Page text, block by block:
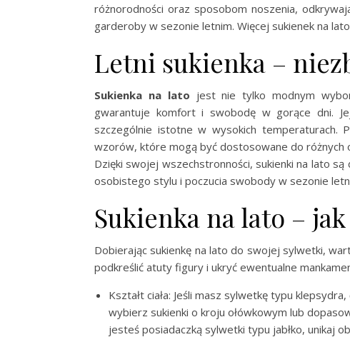
różnorodności oraz sposobom noszenia,
garderoby w sezonie letnim. Więcej sukienek na
Letni sukienka –
Sukienka na lato jest nie tylko modnym
gwarantuje komfort i swobodę w gorące dni.
szczególnie istotne w wysokich temperaturach.
wzorów, które mogą być dostosowane do różnych
Dzięki swojej wszechstronności, sukienki na lato
osobistego stylu i poczucia swobody w sezonie
Sukienka na lato –
Dobierając sukienkę na lato do swojej sylwetki,
podkreślić atuty figury i ukryć ewentualne
Kształt ciała: Jeśli masz sylwetkę typu
wybierz sukienki o kroju ołówkowym lub
jesteś posiadaczką sylwetki typu jabłko, unikaj